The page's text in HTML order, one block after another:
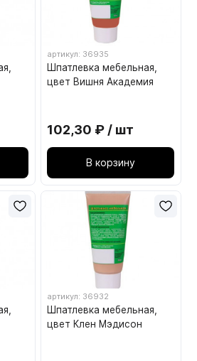
артикул: 36935
Шпатлевка мебельная,
цвет Вишня Академия
102,30 ₽ / шт
В корзину
артикул: 36932
Шпатлевка мебельная,
цвет Клен Мэдисон